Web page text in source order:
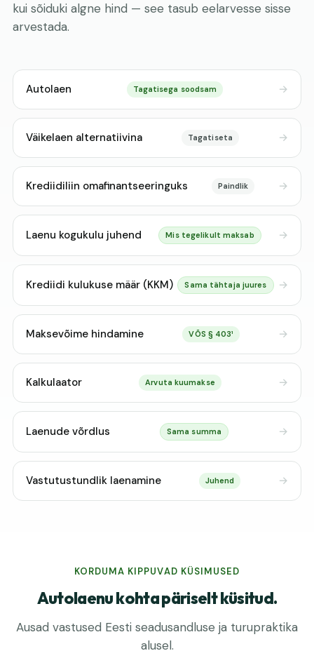
kui sõiduki algne hind — see tasub eelarvesse sisse
arvestada.
Autolaen Tagatisega soodsam
Väikelaen alternatiivina Tagatiseta
Krediidiliin omafinantseeringuks Paindlik
Laenu kogukulu juhend Mis tegelikult maksab
Krediidi kulukuse määr (KKM) Sama tähtaja juures
Maksevõime hindamine VÕS § 403¹
Kalkulaator Arvuta kuumakse
Laenude võrdlus Sama summa
Vastutustundlik laenamine Juhend
KORDUMA KIPPUVAD KÜSIMUSED
Autolaenu kohta päriselt küsitud.
Ausad vastused Eesti seadusandluse ja turupraktika
alusel.